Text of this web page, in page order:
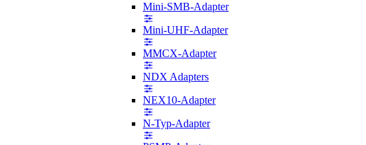
Mini-SMB-Adapter
Mini-UHF-Adapter
MMCX-Adapter
NDX Adapters
NEX10-Adapter
N-Typ-Adapter